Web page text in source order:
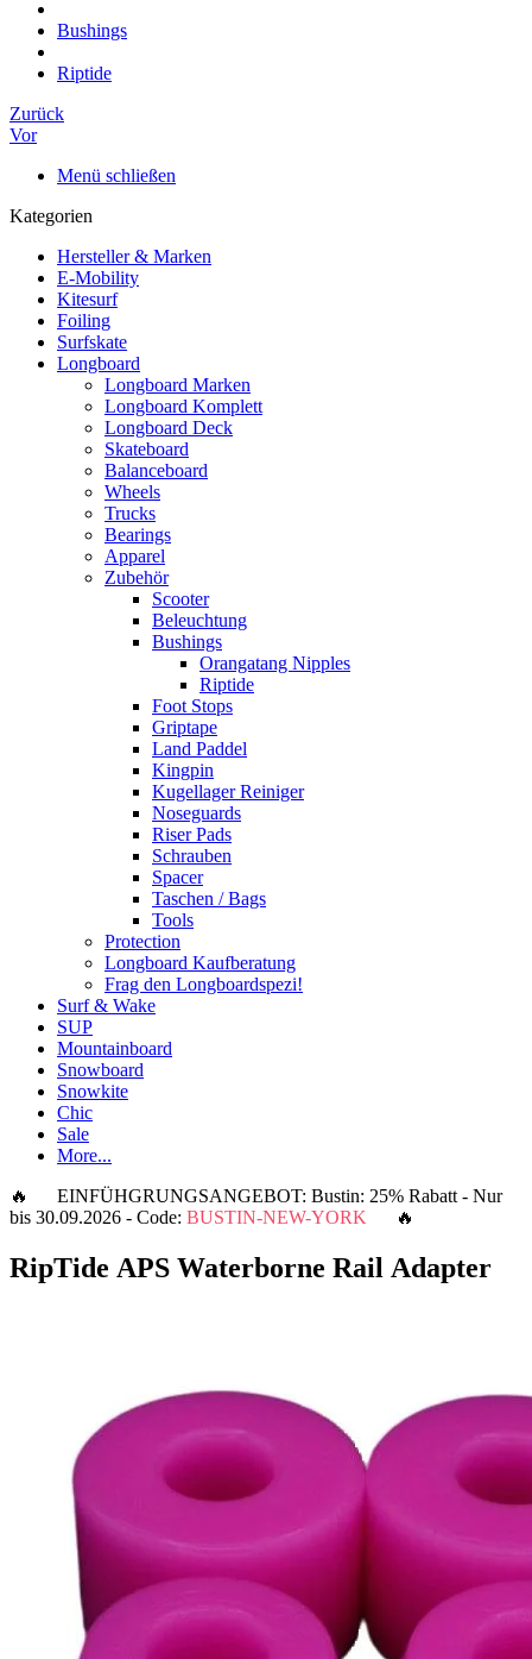
Bushings
Riptide
Zurück
Vor
Menü schließen
Kategorien
Hersteller & Marken
E-Mobility
Kitesurf
Foiling
Surfskate
Longboard
Longboard Marken
Longboard Komplett
Longboard Deck
Skateboard
Balanceboard
Wheels
Trucks
Bearings
Apparel
Zubehör
Scooter
Beleuchtung
Bushings
Orangatang Nipples
Riptide
Foot Stops
Griptape
Land Paddel
Kingpin
Kugellager Reiniger
Noseguards
Riser Pads
Schrauben
Spacer
Taschen / Bags
Tools
Protection
Longboard Kaufberatung
Frag den Longboardspezi!
Surf & Wake
SUP
Mountainboard
Snowboard
Snowkite
Chic
Sale
More...
🔥 EINFÜHGRUNGSANGEBOT: Bustin: 25% Rabatt - Nur
bis 30.09.2026 - Code: BUSTIN-NEW-YORK 🔥
RipTide APS Waterborne Rail Adapter